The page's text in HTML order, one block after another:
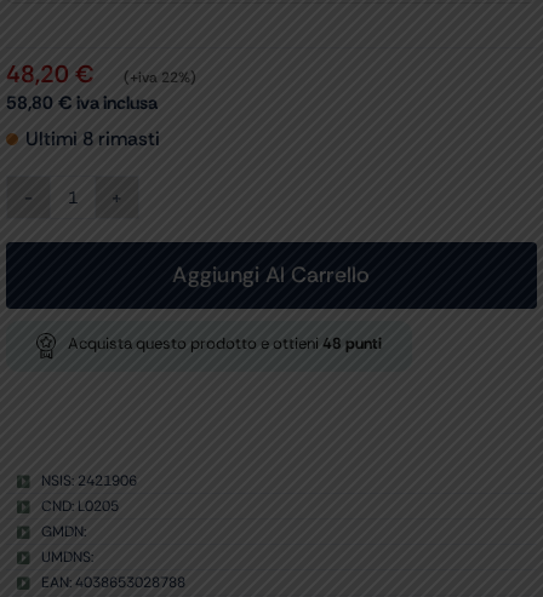
48,20 € (+iva 22%)
58,80 € iva inclusa
Ultimi 8 rimasti
PORTA-
HEGAR-
-
retto
Aggiungi Al Carrello
Acquista questo prodotto e ottieni 48 punti
NSIS: 2421906
CND: L0205
GMDN:
UMDNS:
EAN: 4038653028788